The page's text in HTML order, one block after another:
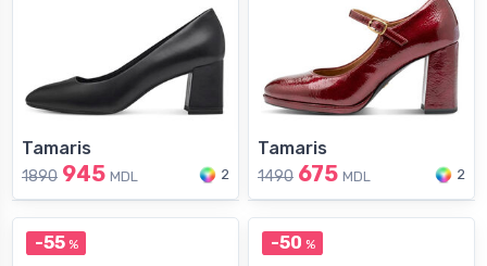
Tamaris
1890 945 MDL 2
Tamaris
1490 675 MDL 2
-55% -50 %